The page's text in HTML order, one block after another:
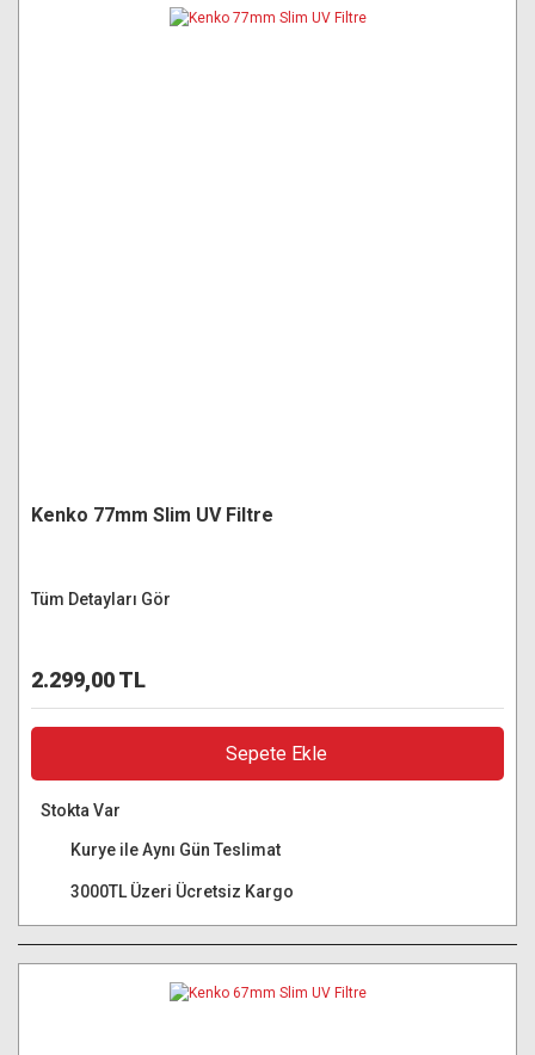
Kenko 77mm Slim UV Filtre
Tüm Detayları Gör
2.299,00 TL
Sepete Ekle
Stokta Var
Kurye ile Aynı Gün Teslimat
3000TL Üzeri Ücretsiz Kargo